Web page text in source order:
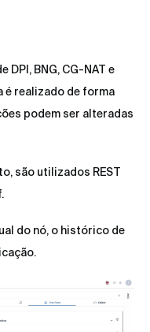
DPI, BNG, CG-NAT e
é realizado de forma
podem ser alteradas
são utilizados REST
do nó, o histórico de